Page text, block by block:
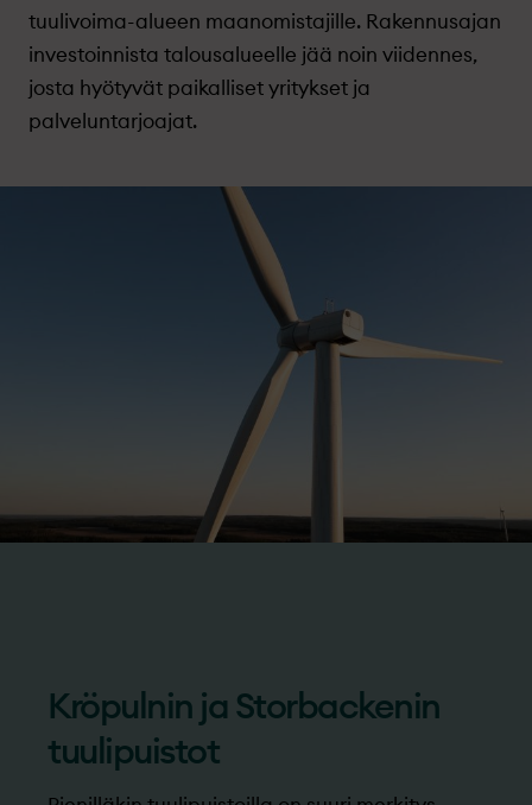
tuulivoima-alueen maanomistajille. Rakennusajan
investoinnista talousalueelle jää noin viidennes,
josta hyötyvät paikalliset yritykset ja
palveluntarjoajat.
Kröpulnin ja Storbackenin
tuulipuistot